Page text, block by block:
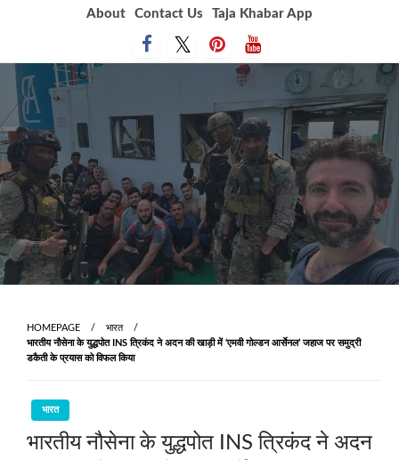
About Contact Us Taja Khabar App
HOMEPAGE
भारत
भारतीय नौसेना के युद्धपोत INS त्रिकंद ने अदन की खाड़ी में ‘एमवी गोल्डन आर्सेनल’ जहाज पर समुद्री
डकैती के प्रयास को विफल किया
भारत
भारतीय नौसेना के युद्धपोत INS त्रिकंद ने अदन